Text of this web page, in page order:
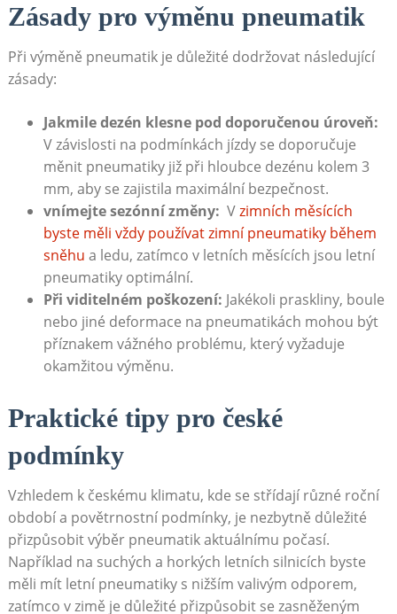
Zásady pro ‌výměnu pneumatik
Při výměně pneumatik je důležité dodržovat následující
zásady:
Jakmile dezén klesne pod doporučenou úroveň:
V závislosti na podmínkách jízdy se​ doporučuje
‍měnit pneumatiky již při hloubce dezénu ​kolem​ 3
mm, aby se zajistila maximální bezpečnost.
vnímejte sezónní změny: ⁣ Vzimních měsících‍
byste‍ měli vždy používat zimní pneumatiky během
sněhu a ledu, zatímco v letních měsících jsou letní
pneumatiky optimální.
Při viditelném poškození: Jakékoli praskliny, boule
nebo jiné deformace na pneumatikách mohou být‌
příznakem vážného problému, který vyžaduje
okamžitou výměnu.
Praktické tipy pro české
podmínky
Vzhledem k českému ‍klimatu, kde se střídají různé roční
období a povětrnostní podmínky, je nezbytně důležité
přizpůsobit výběr pneumatik aktuálnímu počasí.
⁣Například ‌na suchých a horkých letních silnicích byste‌
měli mít letní pneumatiky s nižším valivým odporem,
zatímco v zimě je důležité přizpůsobit se zasněženým